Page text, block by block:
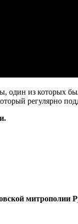
из которых
регулярно
митрополии